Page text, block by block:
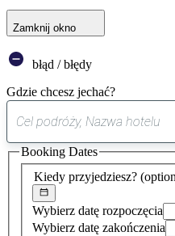
Zamknij okno
błąd / błędy
Gdzie chcesz jechać?
Kiedy przyjedziesz?
Wybierz datę rozpoczęcia
Wybierz datę zakończenia
Booking Dates